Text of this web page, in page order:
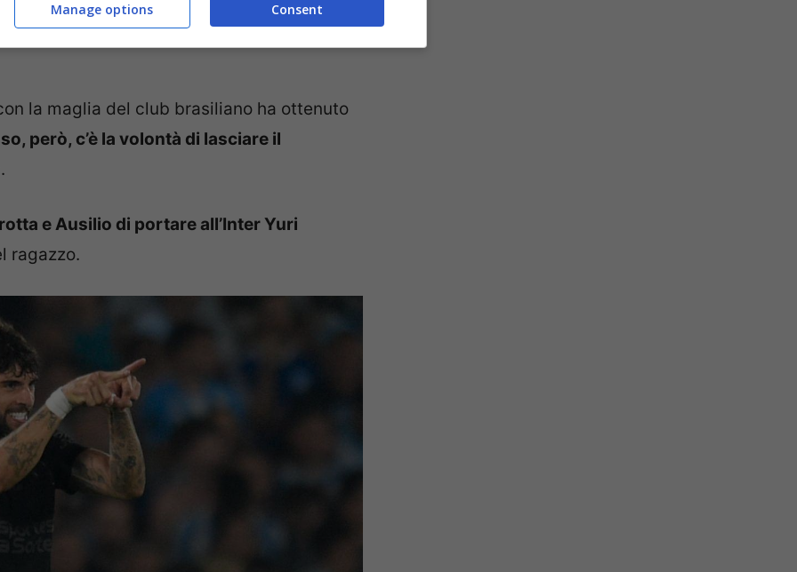
sono pronti a cedere la stella nel corso
la maglia del club brasiliano ha ottenuto
però, c’è la volontà di lasciare il
e Ausilio di portare all’Inter Yuri
ragazzo.
Consent
Manage options